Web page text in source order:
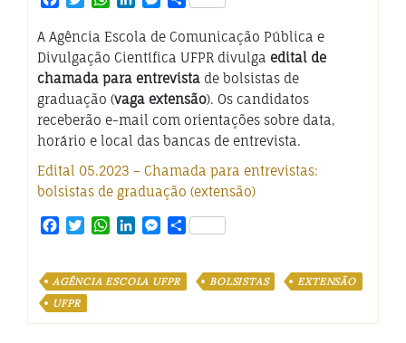
A Agência Escola de Comunicação Pública e
Divulgação Científica UFPR divulga edital de
chamada para entrevista de bolsistas de
graduação (vaga extensão). Os candidatos
receberão e-mail com orientações sobre data,
horário e local das bancas de entrevista.
Edital 05.2023 – Chamada para entrevistas:
bolsistas de graduação (extensão)
Facebook
TwitterWhatsApp
LinkedInMessenger
Share
AGÊNCIA ESCOLA UFPR BOLSISTAS
EXTENSÃO
UFPR